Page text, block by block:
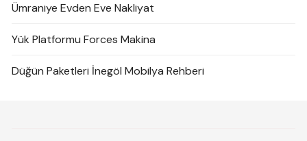
Ümraniye Evden Eve Nakliyat
Yük Platformu Forces Makina
Düğün Paketleri İnegöl Mobilya Rehberi